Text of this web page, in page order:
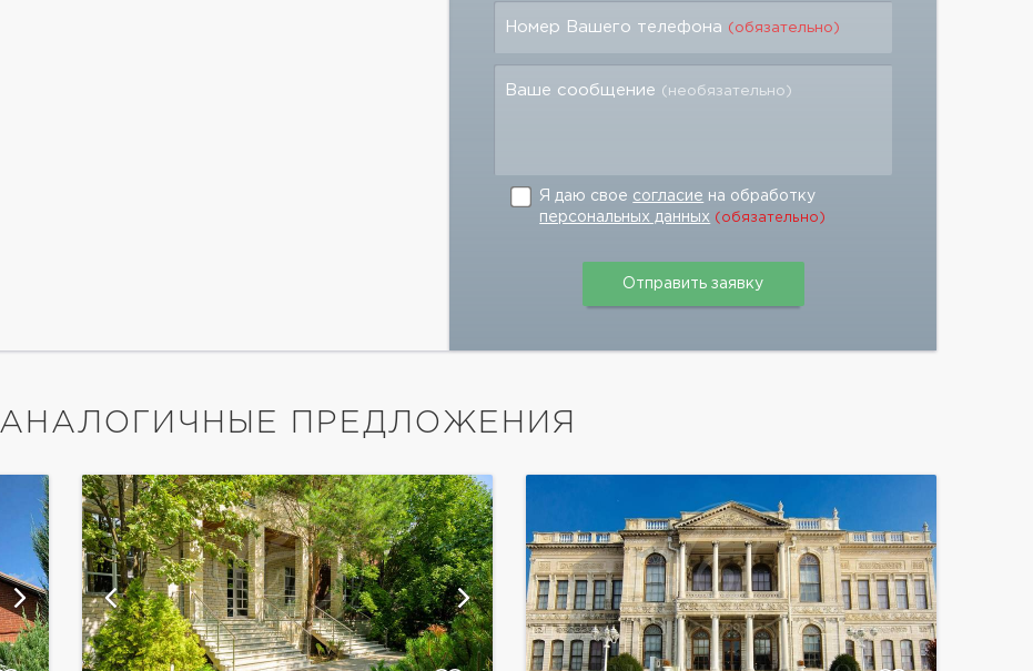
Номер Вашего телефона (обязательно)
Ваше сообщение (необязательно)
Я даю свое согласие на обработку
персональных данных (обязательно)
АНАЛОГИЧНЫЕ ПРЕДЛОЖЕНИЯ